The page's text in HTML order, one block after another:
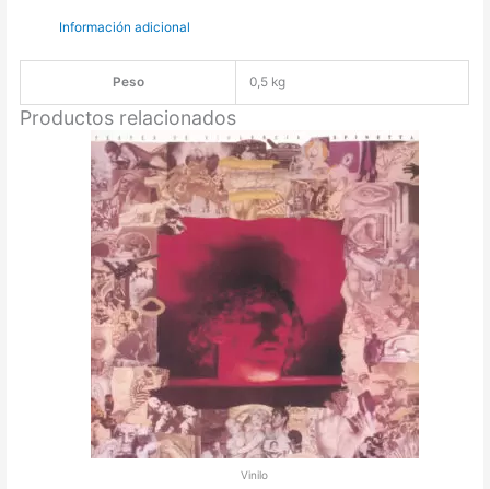
Información adicional
Peso 0,5 kg
Productos relacionados
Vinilo